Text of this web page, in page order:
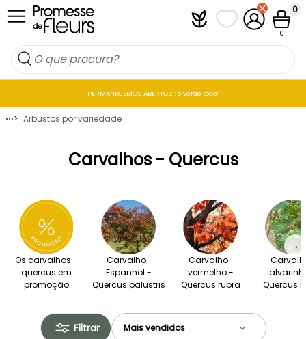
Ir para o Conteúdo PlantfitAs minhas listas
A minha
0
0
PERMANECEMOS ABERTOS : o verão todo!
⋯> Arbustos por variedade
Carvalhos - Quercus
Os carvalhos -
quercus em
promoção
Carvalho-
Espanhol -
Quercus palustris
Carvalho-
vermelho -
Quercus rubra
Quercus
→
Filtrar